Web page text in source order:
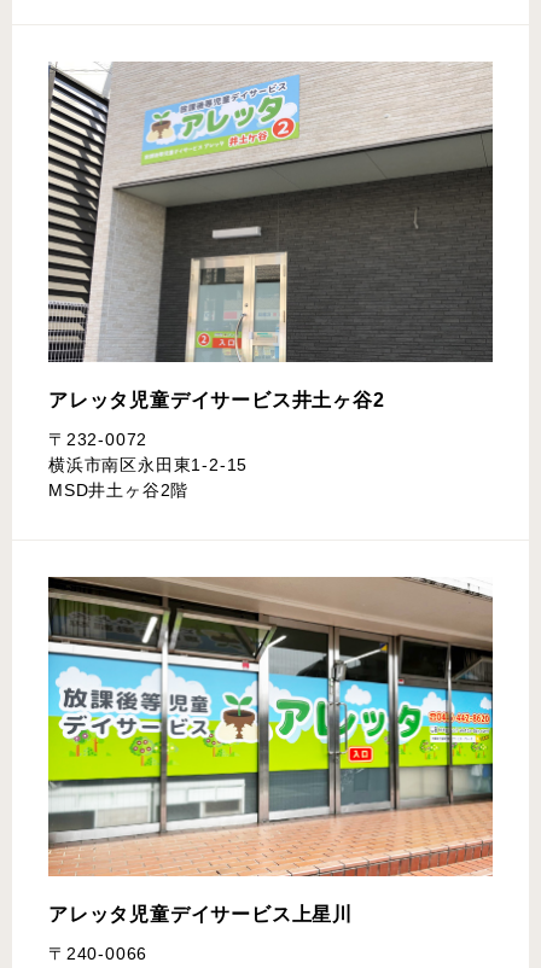
アレッタ児童デイサービス井土ヶ谷2
〒232-0072
横浜市南区永田東1-2-15
MSD井土ヶ谷2階
アレッタ児童デイサービス 上星川
〒240-0066